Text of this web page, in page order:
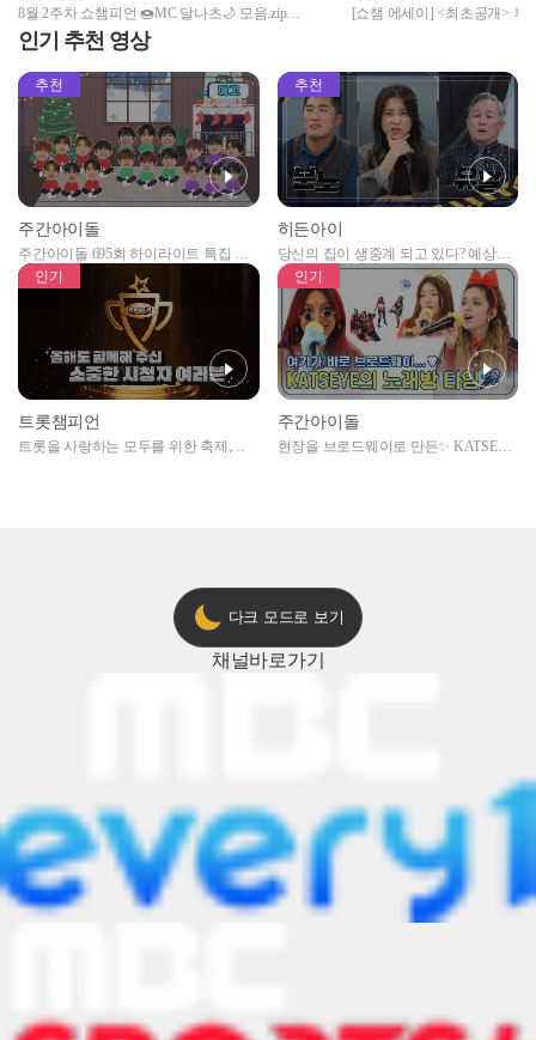
8월 2주차 쇼챔피언 🍩MC 달나츠🌙 모음.zip
(woo!ah! 나나, Billlie 문수아&츠키) | Show Champion |
EP.487
[쇼챔 에세이] <최초공개> 후
인기 추천 영상
추천
주간아이돌
주간아이돌 695회 하이라이트 특집 남
자아이돌편 예고
추천
히든아이
당신의 집이 생중계 되고 있다? 예상치
못한 곳에서 일어나는 불법촬영 범죄!
인기
트롯챔피언
트롯을 사랑하는 모두를 위한 축제,
인기
주간아이돌
현장을 브로드웨이로 만든✨ KATSEYE
다크 모드로 보기
채널바로가기